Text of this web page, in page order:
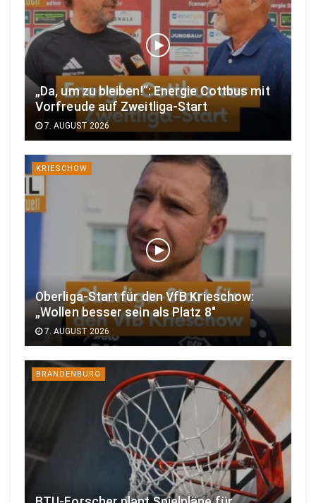
„Da, um zu bleiben!“: Energie Cottbus mit
Vorfreude auf Zweitliga-Start
7. AUGUST 2026
KRIESCHOW
Oberliga-Start für den VfB Krieschow:
„Wollen besser sein als Platz 8″
7. AUGUST 2026
BRANDENBURG